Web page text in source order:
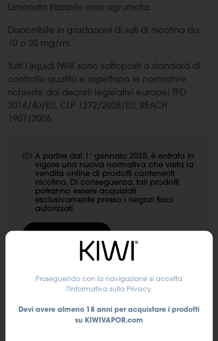
Limonata frizzante rosa agrumata.
Disponibile in gradazioni di sali di nicotina da
10 o 20 mg/ml.
Tutti i liquidi IWIK sono sottoposti a standard di
controllo qualità e rispettano le normative
richieste dai decreti legislativi europei TPD
2014/40/EU, CLP 1272/2008/EU, REACH
1907/2006.
A partire dal 1° gennaio 2025, è entrata in
vigore una nuova normativa che vieta la
vendita online di prodotti contenenti
nicotina. Di conseguenza, tali prodotti
potranno essere acquistati
esclusivamente presso i negozi fisici
autorizzati.
NicotinaProseguendo con la navigazione si accetta
l'Informativa sulla Privacy.
Devi avere almeno 18 anni per acquistare i prodotti
su KIWIVAPOR.com